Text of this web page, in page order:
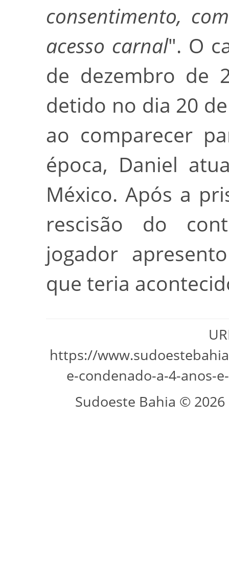
consentimento,
acesso carnal". O
de dezembro de
detido no dia 20
ao comparecer
época, Daniel
México. Após a
rescisão do
jogador
que teria
https://
e-condenado-a-4-anos-
Sudoeste Bahia ©